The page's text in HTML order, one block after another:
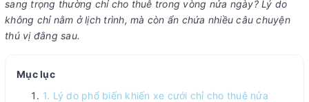
sang trọng thường chỉ cho thuê trong vòng nửa ngày? Lý do
không chỉ nằm ở lịch trình, mà còn ẩn chứa nhiều câu chuyện
thú vị đằng sau.
Mục lục
1. Lý do phổ biến khiến xe cưới chỉ cho thuê nửa